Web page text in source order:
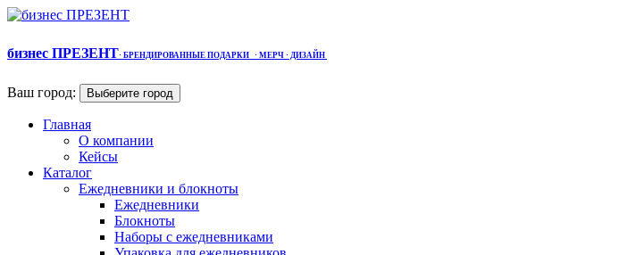
бизнес ПРЕЗЕНТ· БРЕНДИРОВАННЫЕ ПОДАРКИ · МЕРЧ · ДИЗАЙН
Ваш город: Выберите город
Главная
О компании
Кейсы
Каталог
Ежедневники и блокноты
Ежедневники
Блокноты
Наборы с ежедневниками